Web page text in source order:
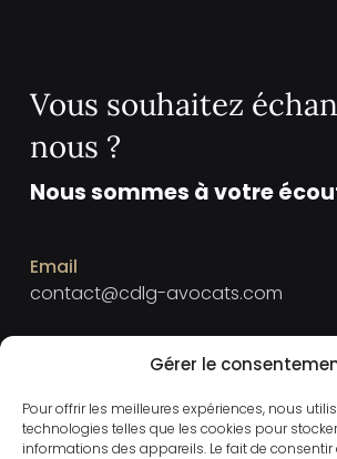
Gérer le
Pour offrir les meilleures expériences, nous
technologies telles que les cookies pour
informations des appareils. Le fait de
Vous souhaitez
nous ?
Nous sommes à votre
Email
contact@cdlg-avocats.com